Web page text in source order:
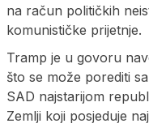
na račun političkih
komunističke prijetnje.
Tramp je u govoru
što se može porediti
SAD najstarijom
Zemlji koji posjeduje